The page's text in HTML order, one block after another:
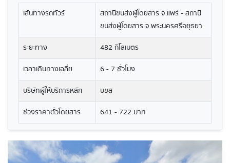
เส้นทางรถทัวร์
สถานีขนส่งผู้โดยสาร จ.แพร่ - สถานี
ขนส่งผู้โดยสาร จ.พระนครศรีอยุธยา
ระยะทาง
482 กิโลเมตร
เวลาเดินทางเฉลี่ย
6 - 7 ชั่วโมง
บริษัทผู้ให้บริการหลัก
บขส
ช่วงราคาตั๋วโดยสาร
641 - 722 บาท